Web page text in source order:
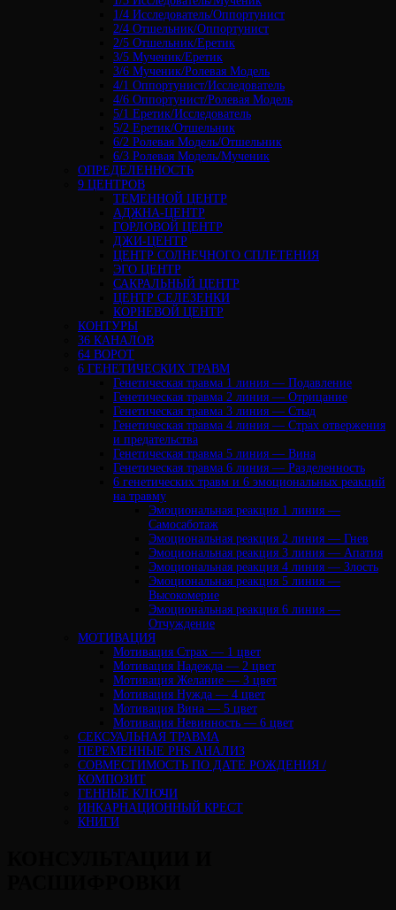
1/4 Исследователь/Оппортунист
2/4 Отшельник/Оппортунист
2/5 Отшельник/Еретик
3/5 Мученик/Еретик
3/6 Мученик/Ролевая Модель
4/1 Оппортунист/Исследователь
4/6 Оппортунист/Ролевая Модель
5/1 Еретик/Исследователь
5/2 Еретик/Отшельник
6/2 Ролевая Модель/Отшельник
6/3 Ролевая Модель/Мученик
ОПРЕДЕЛЕННОСТЬ
9 ЦЕНТРОВ
ТЕМЕННОЙ ЦЕНТР
АДЖНА-ЦЕНТР
ГОРЛОВОЙ ЦЕНТР
ДЖИ-ЦЕНТР
ЦЕНТР СОЛНЕЧНОГО СПЛЕТЕНИЯ
ЭГО ЦЕНТР
САКРАЛЬНЫЙ ЦЕНТР
ЦЕНТР СЕЛЕЗЕНКИ
КОРНЕВОЙ ЦЕНТР
КОНТУРЫ
36 КАНАЛОВ
64 ВОРОТ
6 ГЕНЕТИЧЕСКИХ ТРАВМ
Генетическая травма 1 линия — Подавление
Генетическая травма 2 линия — Отрицание
Генетическая травма 3 линия — Стыд
Генетическая травма 4 линия — Страх отвержения
и предательства
Генетическая травма 5 линия — Вина
Генетическая травма 6 линия — Разделенность
6 генетических травм и 6 эмоциональных реакций
на травму
Эмоциональная реакция 1 линия —
Самосаботаж
Эмоциональная реакция 2 линия — Гнев
Эмоциональная реакция 3 линия — Апатия
Эмоциональная реакция 4 линия — Злость
Эмоциональная реакция 5 линия —
Высокомерие
Эмоциональная реакция 6 линия —
Отчуждение
МОТИВАЦИЯ
Мотивация Страх — 1 цвет
Мотивация Надежда — 2 цвет
Мотивация Желание — 3 цвет
Мотивация Нужда — 4 цвет
Мотивация Вина — 5 цвет
Мотивация Невинность — 6 цвет
СЕКСУАЛЬНАЯ ТРАВМА
ПЕРЕМЕННЫЕ PHS АНАЛИЗ
CОВМЕСТИМОСТЬ ПО ДАТЕ РОЖДЕНИЯ /
КОМПОЗИТ
ГЕННЫЕ КЛЮЧИ
ИНКАРНАЦИОННЫЙ КРЕСТ
КНИГИ